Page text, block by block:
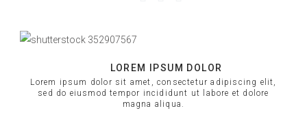
LOREM IPSUM DOLOR
Lorem ipsum dolor sit amet, consectetur adipiscing elit,
sed do eiusmod tempor incididunt ut labore et dolore
magna aliqua.